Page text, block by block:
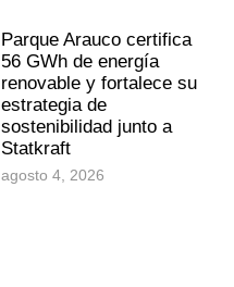
Parque Arauco certifica
56 GWh de energía
renovable y fortalece su
estrategia de
sostenibilidad junto a
Statkraft
agosto 4, 2026